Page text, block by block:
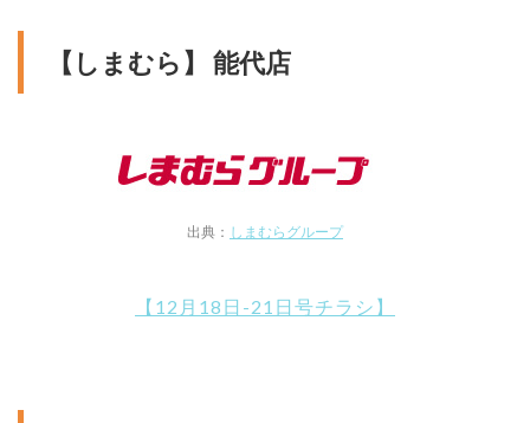
【しまむら】 能代店
出典： しまむらグループ
【12月18日-21日号チラシ】